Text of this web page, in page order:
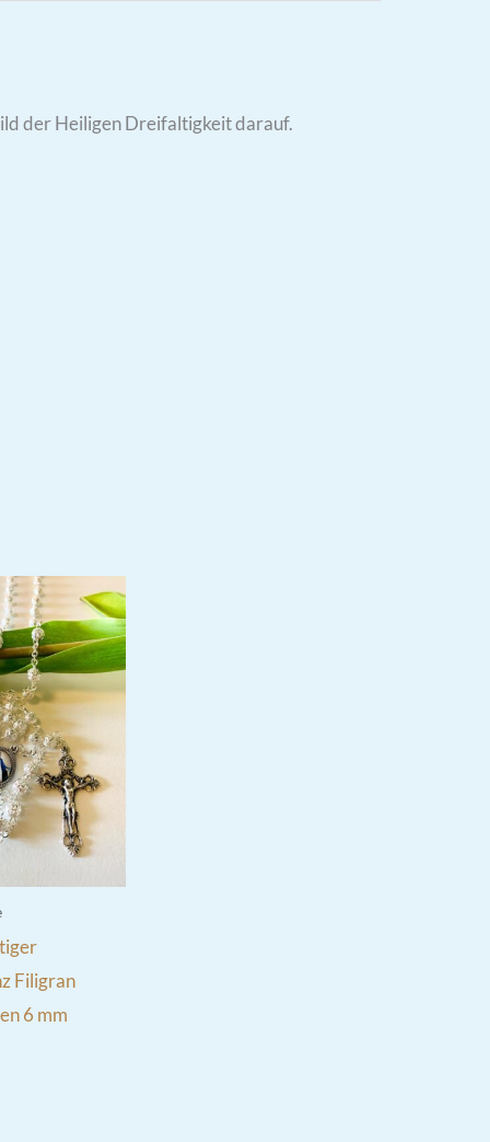
der Heiligen Dreifaltigkeit darauf.
Filigran
6 mm